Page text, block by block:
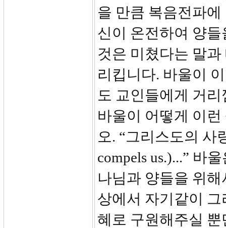
을 만큼 복음전파
신이 온전하여 양들
것은 미쳤다는 말
리킵니다. 바울이
도 교인들에게 거
바울이 어떻게 이
오. “그리스도의 사
compels us.)...” 바
나님과 양들을 위
상에서 자기같이
혜로 구원해주실